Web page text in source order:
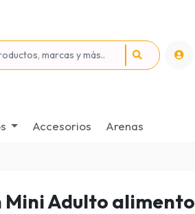
Accesorios Arenas
Mini Adulto alimento